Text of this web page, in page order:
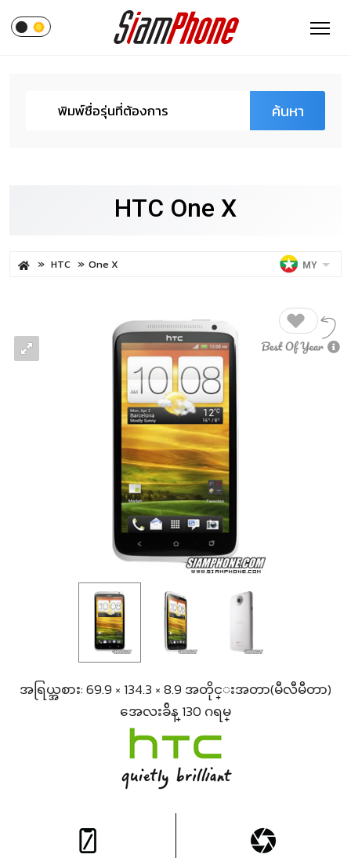
ค้นหา
HTC One X
HTC One X MY
အရြယ္အစား: 69.9 × 134.3 × 8.9 အတိုင္းအတာ(မီလီမီတာ)
အေလးခ်ိန္ 130 ဂရမ္